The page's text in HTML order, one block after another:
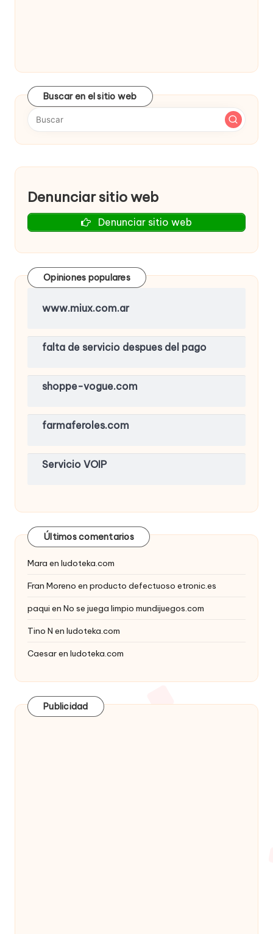
Buscar en el sitio web
Denunciar sitio web
Denunciar sitio web
Opiniones populares
www.miux.com.ar
falta de servicio despues del pago
shoppe-vogue.com
farmaferoles.com
Servicio VOIP
Últimos comentarios
Mara en ludoteka.com
Fran Moreno en producto defectuoso etronic.es
paqui en No se juega limpio mundijuegos.com
Tino N en ludoteka.com
Caesaren ludoteka.com
Publicidad